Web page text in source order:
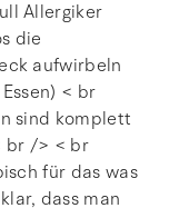
Allergiker
die
aufwirbeln
< br
sind komplett
br /> < br
für das was
dass man